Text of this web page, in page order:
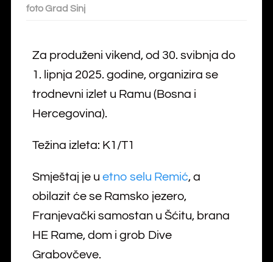
foto Grad Sinj
Za produženi vikend, od 30. svibnja do
1. lipnja 2025. godine, organizira se
trodnevni izlet u Ramu (Bosna i
Hercegovina).
Težina izleta: K1/T1
Smještaj je u etno selu Remić, a
obilazit će se Ramsko jezero,
Franjevački samostan u Šćitu, brana
HE Rame, dom i grob Dive
Grabovčeve.